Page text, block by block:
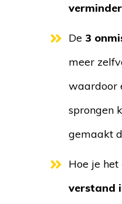
De 3
meer
waardoor
sprongen
gemaakt
Hoe je het
verstand